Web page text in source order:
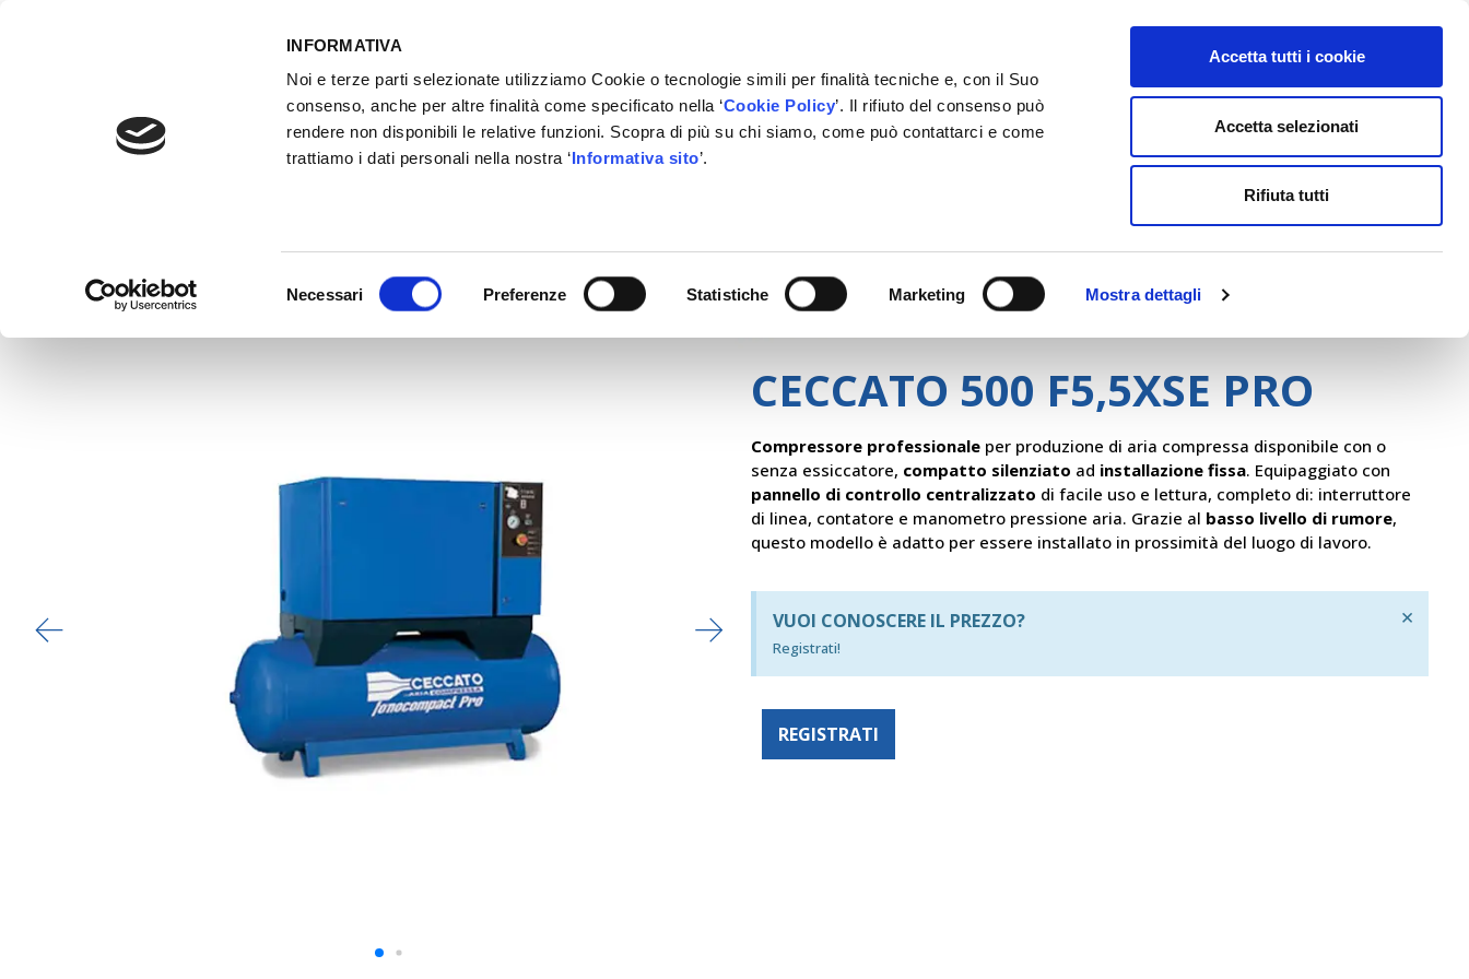
INFORMATIVA
Noi e terze parti selezionate utilizziamo Cookie o tecnologie simili per finalità tecniche e, con il Suo
consenso, anche per altre finalità come specificato nella ‘Cookie Policy’. Il rifiuto del consenso può
rendere non disponibili le relative funzioni. Scopra di più su chi siamo, come può contattarci e come
trattiamo i dati personali nella nostra ‘Informativa sito’.
del
Necessari Preferenze Statistiche Marketing Mostra dettagli
Accetta tutti i cookie
Accetta selezionati
Rifiuta tutti
ACCESSO GESTIONALE
ACCEDI E CONTATTACI
CECCATO 500 F5,5XSE PRO
Compressore professionale per produzione di aria compressa disponibile con o
senza essiccatore, compatto silenziato ad installazione fissa. Equipaggiato con
pannello di controllo centralizzato di facile uso e lettura, completo di: interruttore
di linea, contatore e manometro pressione aria. Grazie al basso livello di rumore,
questo modello è adatto per essere installato in prossimità del luogo di lavoro.
VUOI CONOSCERE IL PREZZO?
Registrati!
×
REGISTRATI